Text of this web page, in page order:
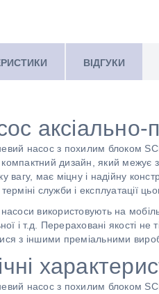
ВІДГУКИ
насос з похилим блоком
дизайн, який межує
вагу, має міцну і надійну
служби і експлуатації
використовують на
і т.д. Перераховані якості
з іншими преміальними
насос з похилим блоком